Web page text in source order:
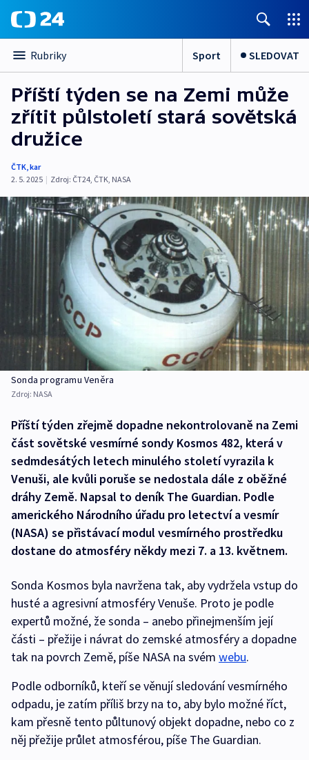
Rubriky Sport SLEDOVAT
Příští týden se na Zemi může
zřítit půlstoletí stará sovětská
družice
ČTK,kar
2. 5. 2025 | Zdroj: ČT24, ČTK, NASA
Sonda programu Veněra
Zdroj: NASA
Příští týden zřejmě dopadne nekontrolovaně na Zemi
část sovětské vesmírné sondy Kosmos 482, která v
sedmdesátých letech minulého století vyrazila k
Venuši, ale kvůli poruše se nedostala dále z oběžné
dráhy Země. Napsal to deník The Guardian. Podle
amerického Národního úřadu pro letectví a vesmír
(NASA) se přistávací modul vesmírného prostředku
dostane do atmosféry někdy mezi 7. a 13. květnem.
Sonda Kosmos byla navržena tak, aby vydržela vstup do
husté a agresivní atmosféry Venuše. Proto je podle
expertů možné, že sonda – anebo přinejmenším její
části – přežije i návrat do zemské atmosféry a dopadne
tak na povrch Země, píše NASA na svém webu.
Podle odborníků, kteří se věnují sledování vesmírného
odpadu, je zatím příliš brzy na to, aby bylo možné říct,
kam přesně tento půltunový objekt dopadne, nebo co z
něj přežije průlet atmosférou, píše The Guardian.